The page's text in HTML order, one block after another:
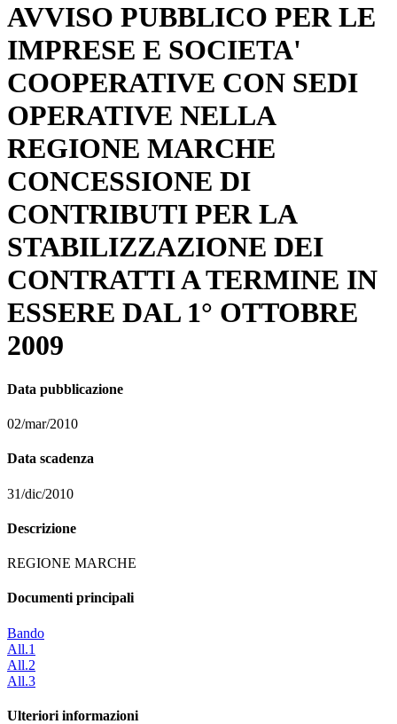
AVVISO PUBBLICO PER LE
IMPRESE E SOCIETA'
COOPERATIVE CON SEDI
OPERATIVE NELLA
REGIONE MARCHE
CONCESSIONE DI
CONTRIBUTI PER LA
STABILIZZAZIONE DEI
CONTRATTI A TERMINE IN
ESSERE DAL 1° OTTOBRE
2009
Data pubblicazione
02/mar/2010
Data scadenza
31/dic/2010
Descrizione
REGIONE MARCHE
Documenti principali
Bando
All.1
All.2
All.3
Ulteriori informazioni